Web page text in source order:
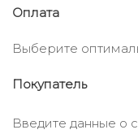
Оплата
Выберите
Покупатель
Введите данные о